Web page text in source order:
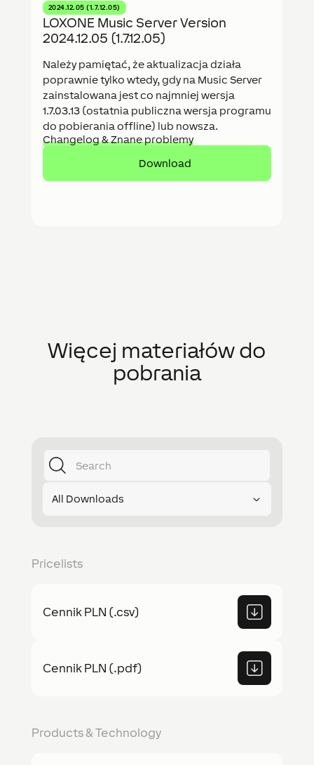
2024.12.05 (1.7.12.05)
LOXONE Music Server Version
2024.12.05 (1.7.12.05)
Należy pamiętać, że aktualizacja działa
poprawnie tylko wtedy, gdy na Music Server
zainstalowana jest co najmniej wersja
1.7.03.13 (ostatnia publiczna wersja programu
do pobierania offline) lub nowsza.
Changelog & Znane problemy
Download
Więcej materiałów do
pobrania
All Downloads
Pricelists
Cennik PLN (.csv)
Cennik PLN (.pdf)
Products & Technology